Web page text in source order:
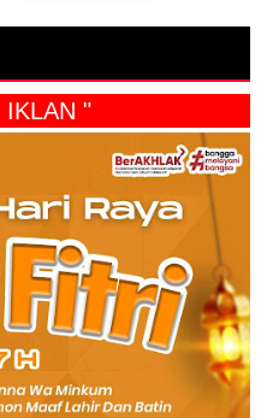
" IKLAN "